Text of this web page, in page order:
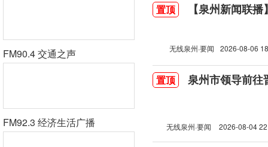
FM90.4 交通之声
FM92.3 经济生活广播
置顶 【泉州新闻联
无线泉州·要闻 2026-08-06
置顶 泉州市领导前往
无线泉州·要闻 2026-08-04